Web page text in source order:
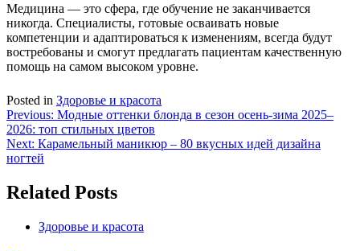
Медицина — это сфера, где обучение не заканчивается
никогда. Специалисты, готовые осваивать новые
компетенции и адаптироваться к изменениям, всегда будут
востребованы и смогут предлагать пациентам качественную
помощь на самом высоком уровне.
Posted in Здоровье и красота
Навигация
по
записям
Previous: Модные оттенки блонда в сезон осень-зима 2025–
2026: топ стильных цветов
Next: Карамельный маникюр – 80 вкусных идей дизайна
ногтей
Related Posts
Здоровье и красота